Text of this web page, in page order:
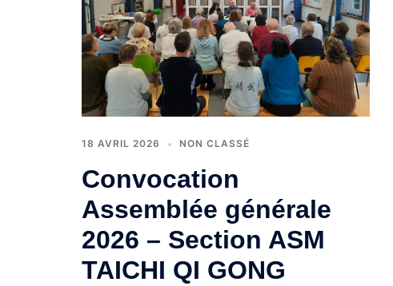
18 AVRIL 2026 NON CLASSÉ
Convocation
Assemblée générale
2026 – Section ASM
TAICHI QI GONG